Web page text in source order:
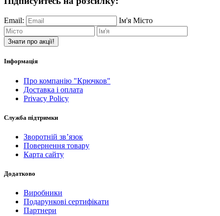
Email: Ім'я Місто
Знати про акції!
Інформація
Про компанію "Крючков"
Доставка і оплата
Privacy Policy
Служба підтримки
Зворотній зв’язок
Повернення товару
Карта сайту
Додатково
Виробники
Подарункові сертифікати
Партнери